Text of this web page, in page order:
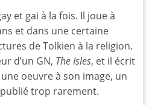
et gai à la fois. Il joue à
et dans une certaine
de Tolkien à la religion.
d’un GN, The Isles, et il écrit
une oeuvre à son image, un
trop rarement.